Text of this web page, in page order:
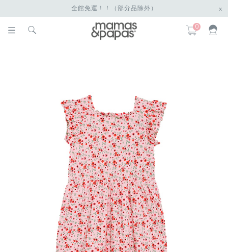
全館免運！！（部分品除外） x
0